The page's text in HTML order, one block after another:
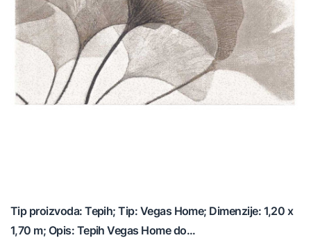
Tip proizvoda: Tepih; Tip: Vegas Home; Dimenzije: 1,20 x
1,70 m; Opis: Tepih Vegas Home do...